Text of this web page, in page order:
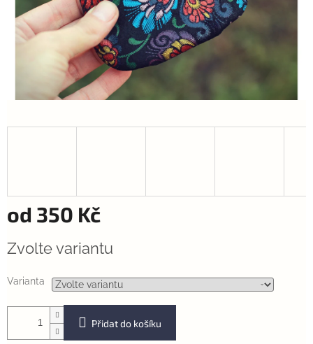
od 350 Kč
cena:
Zvolte variantu
Varianta
Přidat do košíku